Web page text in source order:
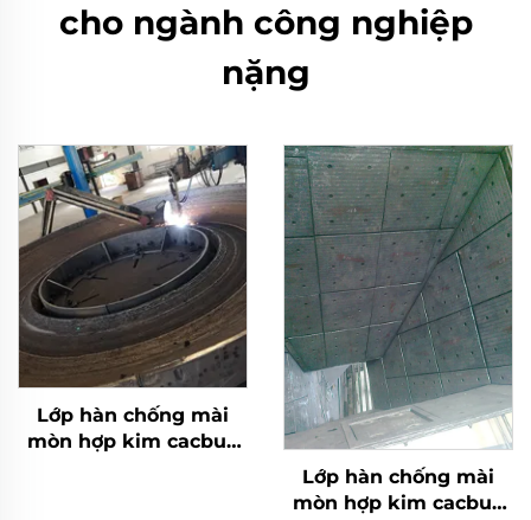
cho ngành công nghiệp
nặng
Lớp hàn chống mài
mòn hợp kim cacbua
Lớp hàn chống mài
mòn hợp kim cacbua